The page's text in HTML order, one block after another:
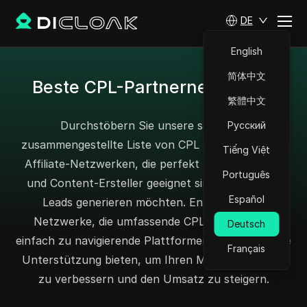
DE
English
简体中文
繁體中文
Русский
Tiếng Việt
Português
Español
Deutsch
Français
Beste CPL-Partnernetzwerke
Durchstöbern Sie unsere sorgfältig
zusammengestellte Liste von CPL (Cost Per Lead)
Affiliate-Netzwerken, die perfekt für Vermarkter
und Content-Ersteller geeignet sind, die effektiv
Leads generieren möchten. Entdecken Sie
Netzwerke, die umfassende CPL-Programme,
einfach zu navigierende Plattformen und engagierte
Unterstützung bieten, um Ihren Marketingansatz
zu verbessern und den Umsatz zu steigern.